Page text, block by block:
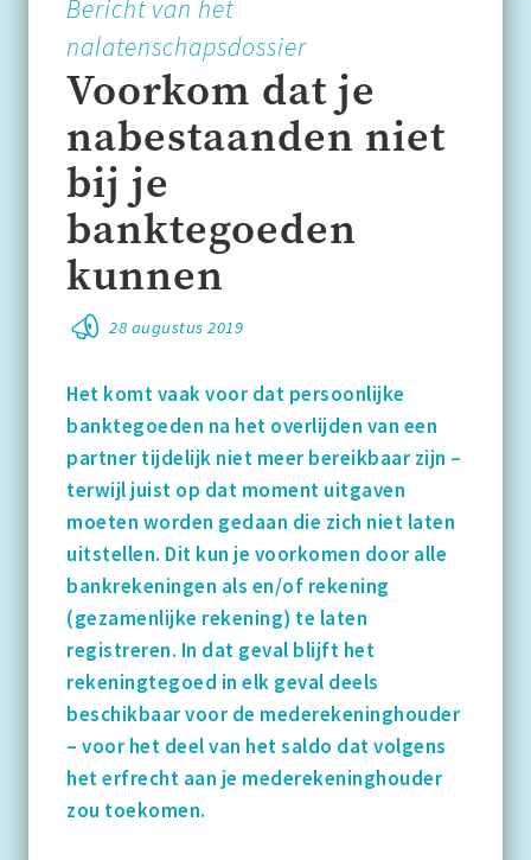
Bericht van het
nalatenschapsdossier
Voorkom dat je
nabestaanden niet
bij je
banktegoeden
kunnen
28 augustus 2019
Het komt vaak voor dat persoonlijke
banktegoeden na het overlijden van een
partner tijdelijk niet meer bereikbaar zijn –
terwijl juist op dat moment uitgaven
moeten worden gedaan die zich niet laten
uitstellen. Dit kun je voorkomen door alle
bankrekeningen als en/of rekening
(gezamenlijke rekening) te laten
registreren. In dat geval blijft het
rekeningtegoed in elk geval deels
beschikbaar voor de mederekeninghouder
– voor het deel van het saldo dat volgens
het erfrecht aan je mederekeninghouder
zou toekomen.